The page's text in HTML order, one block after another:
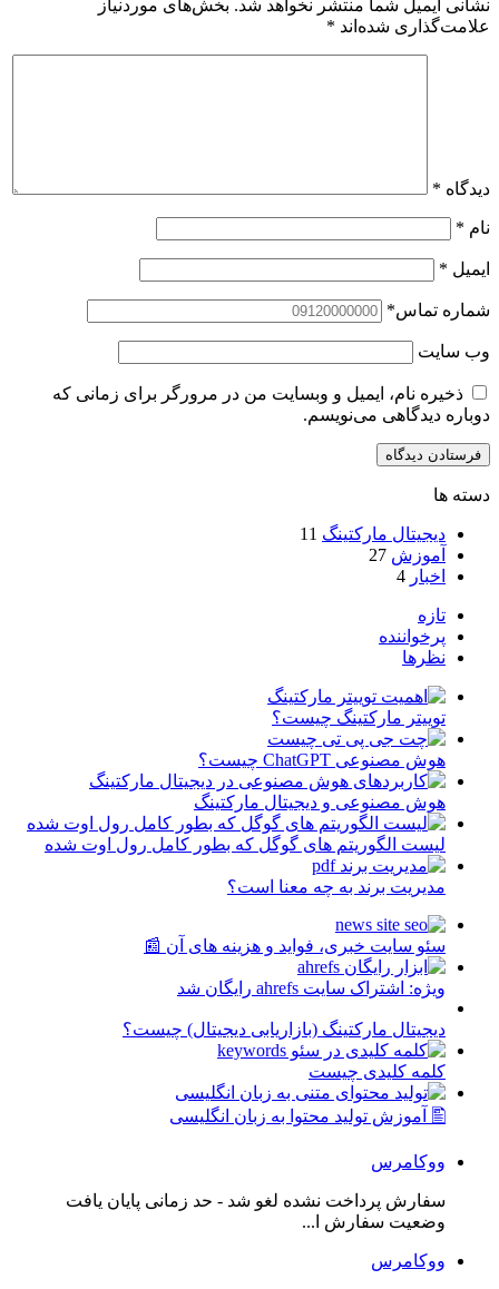
نشانی ایمیل شما منتشر نخواهد شد. بخش‌های موردنیاز
علامت‌گذاری شده‌اند *
دیدگاه *
نام *
ایمیل *
شماره تماس*
وب‌ سایت
ذخیره نام، ایمیل و وبسایت من در مرورگر برای زمانی که
دوباره دیدگاهی می‌نویسم.
دسته ها
دیجیتال مارکتینگ 11
آموزش 27
اخبار 4
تازه
پرخواننده
نظرها
توییتر مارکتینگ چیست؟
هوش مصنوعی ChatGPT چیست؟
هوش مصنوعی و دیجیتال مارکتینگ
لیست الگوریتم های گوگل که بطور کامل رول اوت شده
مدیریت برند به چه معنا است؟
سئو سایت خبری، فواید و هزینه های آن 📰
ویژه: اشتراک سایت ahrefs رایگان شد
دیجیتال مارکتینگ (بازاریابی دیجیتال) چیست؟
کلمه کلیدی چیست
🖺 آموزش تولید محتوا به زبان انگلیسی
ووکامرس
سفارش پرداخت نشده لغو شد - حد زمانی پایان یافت
وضعیت سفارش ا...
ووکامرس